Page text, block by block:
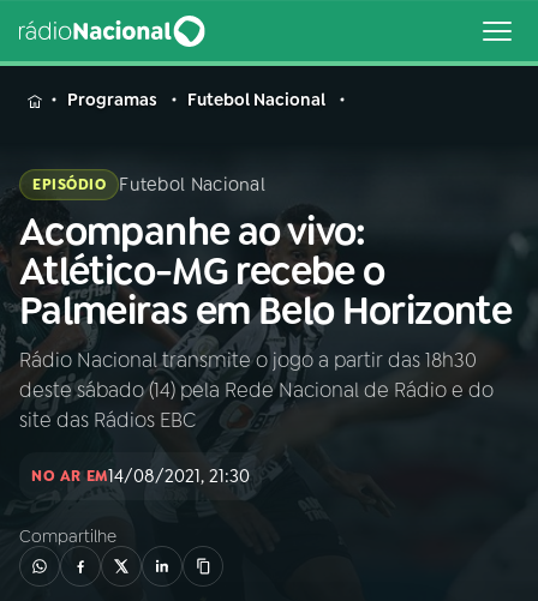
MENU
Buscar
na
Rádio
Nacional
Buscar
AO VIVO
Programas Futebol Nacional
EPISÓDIO Futebol Nacional
Acompanhe ao vivo:
Atlético-MG recebe o
Palmeiras em Belo Horizonte
Rádio Nacional transmite o jogo a partir das 18h30
deste sábado (14) pela Rede Nacional de Rádio e do
site das Rádios EBC
NO AR EM14/08/2021, 21:30
Compartilhe